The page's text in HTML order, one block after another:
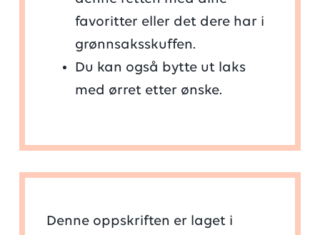
favoritter eller det dere har i
grønnsaksskuffen.
Du kan også bytte ut laks
med ørret etter ønske.
Denne oppskriften er laget i